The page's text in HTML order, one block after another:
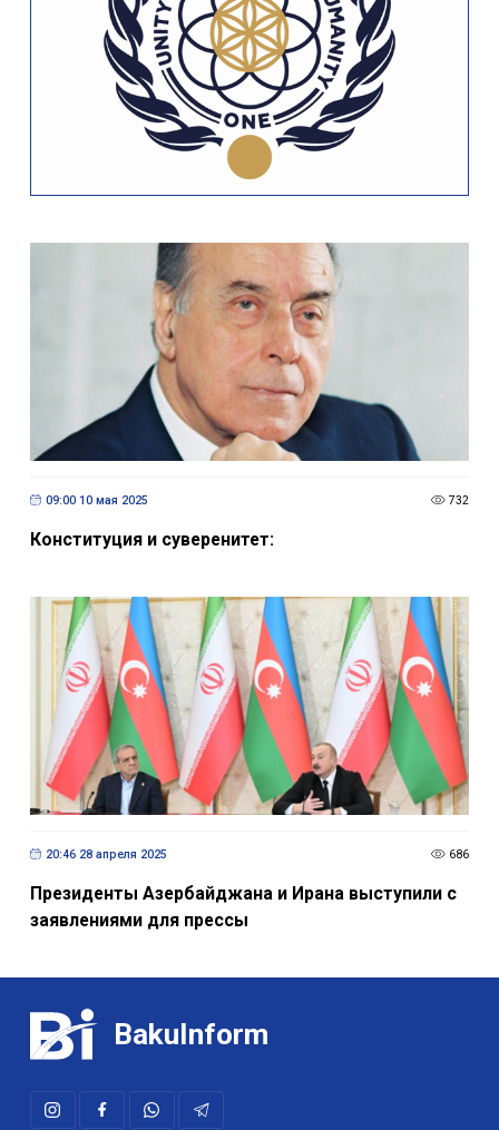
09:00 10 мая 2025 732
Конституция и суверенитет:
20:46 28 апреля 2025 686
Президенты Азербайджана и Ирана выступили с
заявлениями для прессы
BakuInform